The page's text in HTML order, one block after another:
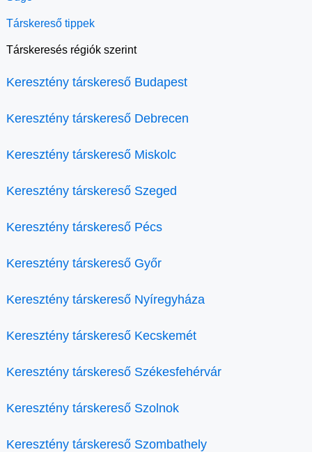
Társkereső tippek
Társkeresés régiók szerint
Keresztény társkereső Budapest
Keresztény társkereső Debrecen
Keresztény társkereső Miskolc
Keresztény társkereső Szeged
Keresztény társkereső Pécs
Keresztény társkereső Győr
Keresztény társkereső Nyíregyháza
Keresztény társkereső Kecskemét
Keresztény társkereső Székesfehérvár
Keresztény társkereső Szolnok
Keresztény társkereső Szombathely